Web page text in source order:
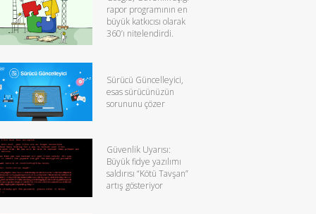
rapor programının en
büyük katkıcısı olarak
360’ı nitelendirdi.
Sürücü Güncelleyici,
esas sürücünüzün
sorununu çözer
Güvenlik Uyarısı:
Büyük fidye yazılımı
saldırısı “Kötü Tavşan”
artış gösteriyor